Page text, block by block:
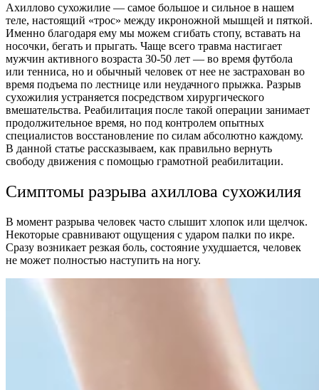
Ахиллово сухожилие — самое большое и сильное в нашем
теле, настоящий «трос» между икроножной мышцей и пяткой.
Именно благодаря ему мы можем сгибать стопу, вставать на
носочки, бегать и прыгать. Чаще всего травма настигает
мужчин активного возраста 30-50 лет — во время футбола
или тенниса, но и обычный человек от нее не застрахован во
время подъема по лестнице или неудачного прыжка. Разрыв
сухожилия устраняется посредством хирургического
вмешательства. Реабилитация после такой операции занимает
продолжительное время, но под контролем опытных
специалистов восстановление по силам абсолютно каждому.
В данной статье рассказываем, как правильно вернуть
свободу движения с помощью грамотной реабилитации.
Симптомы разрыва ахиллова сухожилия
В момент разрыва человек часто слышит хлопок или щелчок.
Некоторые сравнивают ощущения с ударом палки по икре.
Сразу возникает резкая боль, состояние ухудшается, человек
не может полностью наступить на ногу.